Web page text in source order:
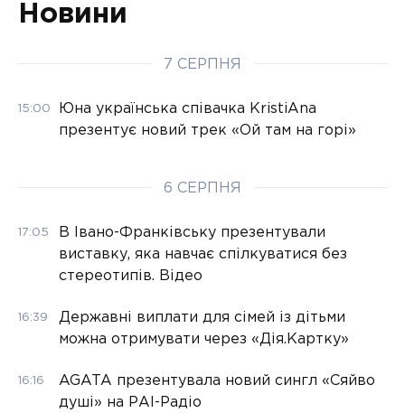
Новини
7 СЕРПНЯ
15:00
Юна українська співачка KristiAna
презентує новий трек «Ой там на горі»
6 СЕРПНЯ
17:05
В Івано-Франківську презентували
виставку, яка навчає спілкуватися без
стереотипів. Відео
16:39
Державні виплати для сімей із дітьми
можна отримувати через «Дія.Картку»
16:16
AGATA презентувала новий сингл «Сяйво
душі» на РАІ-Радіо